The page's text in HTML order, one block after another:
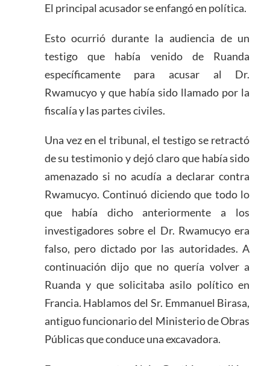
El principal acusador se enfangó en política.
Esto ocurrió durante la audiencia de un
testigo que había venido de Ruanda
específicamente para acusar al Dr.
Rwamucyo y que había sido llamado por la
fiscalía y las partes civiles.
Una vez en el tribunal, el testigo se retractó
de su testimonio y dejó claro que había sido
amenazado si no acudía a declarar contra
Rwamucyo. Continuó diciendo que todo lo
que había dicho anteriormente a los
investigadores sobre el Dr. Rwamucyo era
falso, pero dictado por las autoridades. A
continuación dijo que no quería volver a
Ruanda y que solicitaba asilo político en
Francia. Hablamos del Sr. Emmanuel Birasa,
antiguo funcionario del Ministerio de Obras
Públicas que conduce una excavadora.